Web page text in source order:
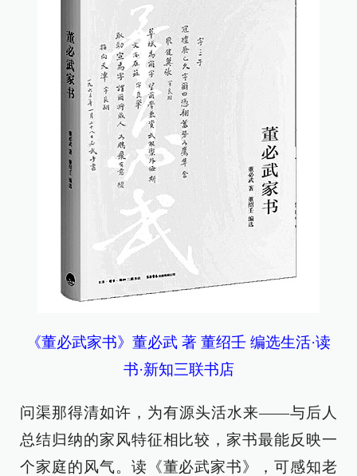
《董必武家书》董必武 著 董绍壬 编选生活·读
书·新知三联书店
问渠那得清如许，为有源头活水来——与后人
总结归纳的家风特征相比较，家书最能反映一
个家庭的风气。读《董必武家书》，可感知老